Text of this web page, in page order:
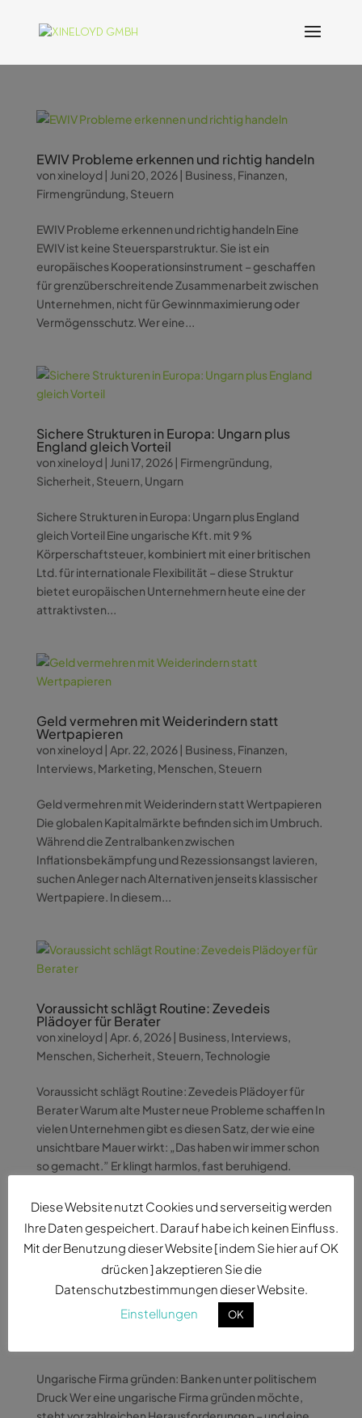
EWIV Probleme erkennen und richtig handeln
vonxineloyd| Juni 20, 2026| Business, Finanzen,
Firmengründung, Steuern
EWIV Probleme erkennen und richtig handeln Eine
EWIV ist keine Steuersparstruktur. Sie ist ein
europäisches Kooperationsinstrument – geschaffen
für grenzüberschreitende Zusammenarbeit zwischen
Unternehmen, nicht für Gewinnmaximierung oder
Vermögensschutz. Wer eine...
Sichere Strukturen in Europa: Ungarn plus
England gleich Vorteil
vonxineloyd| Juni 17, 2026| Firmengründung,
Sicherheit, Steuern, Ungarn
Sichere Strukturen in Europa: Ungarn plus England
gleich Vorteil Eine ungarische Kft. mit 9 %
Körperschaftsteuer, kombiniert mit einer britischen
Ltd. für internationale Flexibilität – diese Struktur
bietet europäischen Unternehmern heute eine der
attraktivsten...
Geld vermehren mit Weiderindern statt
Wertpapieren
vonxineloyd| Apr. 22, 2026| Business, Finanzen,
Interviews, Marketing, Menschen, Steuern
Geld vermehren mit Weiderindern statt Wertpapieren
Die globalen Kapitalmärkte befinden sich im Umbruch.
Während die Zentralbanken zwischen
Inflationsbekämpfung und Rezessionsangst lavieren,
suchen Anleger nach Alternativen jenseits klassischer
Wertpapiere. In diesem...
Voraussicht schlägt Routine: Zevedeis
Plädoyer für Berater
vonxineloyd| Apr. 6, 2026| Business, Interviews,
Menschen, Sicherheit, Steuern,Technologie
Voraussicht schlägt Routine: Zevedeis Plädoyer für
Berater Warum alte Muster neue Probleme schaffen In
vielen Unternehmen gibt es diesen Satz, der wie eine
unsichtbare Mauer wirkt: „Das haben wir immer schon
so gemacht.” Er klingt harmlos, fast beruhigend.
Ungarische Firma gründen: Banken unter
politischem Druck
März 30, 2026 | Business,
Ungarische Firma gründen: Banken unter politischem
Druck Wer eine ungarische Firma gründen möchte,
Diese Website nutzt Cookies und serverseitig werden
Ihre Daten gespeichert. Darauf habe ich keinen Einfluss.
Mit der Benutzung dieser Website [ indem Sie hier auf OK
drücken ] akzeptieren Sie die
Datenschutzbestimmungen dieser Website.
Einstellungen
OK